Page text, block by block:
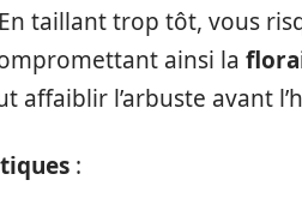
taillant trop tôt, vous
ainsi la
affaiblir l’arbuste avant
: